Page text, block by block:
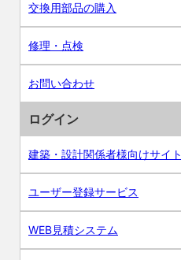
交換用部品の購入
修理・点検
お問い合わせ
ログイン
建築・設計関係者様向けサイト
ユーザー登録サービス
WEB見積システム